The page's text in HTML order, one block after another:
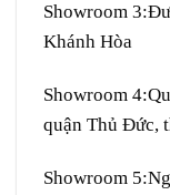
Showroom 3:
Khánh Hòa
Showroom 4:
quận Thủ Đức,
Showroom 5: